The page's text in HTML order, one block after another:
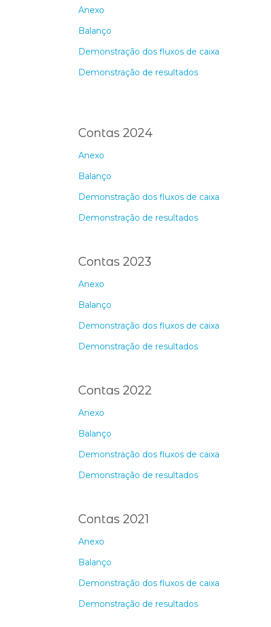
Anexo
Balanço
Demonstração dos fluxos de caixa
Demonstração de resultados
Contas 2024
Anexo
Balanço
Demonstração dos fluxos de caixa
Demonstração de resultados
Contas 2023
Anexo
Balanço
Demonstração dos fluxos de caixa
Demonstração de resultados
Contas 2022
Anexo
Balanço
Demonstração dos fluxos de caixa
Demonstração de resultados
Contas 2021
Anexo
Balanço
Demonstração dos fluxos de caixa
Demonstração de resultados